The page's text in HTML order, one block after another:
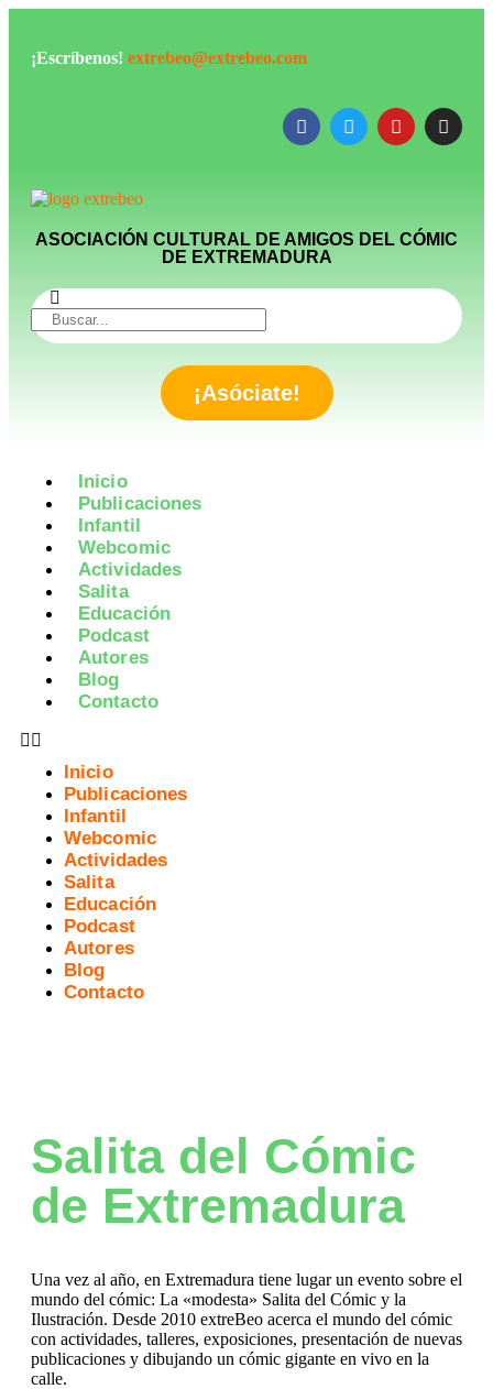
¡Escríbenos! extrebeo@extrebeo.com
ASOCIACIÓN CULTURAL DE AMIGOS DEL CÓMIC
DE EXTREMADURA
¡Asóciate!
Inicio
Publicaciones
Infantil
Webcomic
Actividades
Salita
Educación
Podcast
Autores
Blog
Contacto
Inicio
Publicaciones
Infantil
Webcomic
Actividades
Salita
Educación
Podcast
Autores
Blog
Contacto
Salita del Cómic
de Extremadura
Una vez al año, en Extremadura tiene lugar un evento sobre el
mundo del cómic: La «modesta» Salita del Cómic y la
Ilustración. Desde 2010 extreBeo acerca el mundo del cómic
con actividades, talleres, exposiciones, presentación de nuevas
publicaciones y dibujando un cómic gigante en vivo en la
calle.